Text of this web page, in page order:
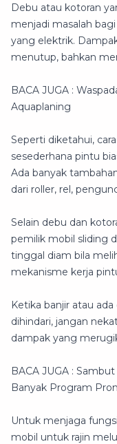
Debu atau kotoran
menjadi masalah
yang elektrik.
menutup, bahkan
BACA JUGA :
Aquaplaning
Seperti diketahui,
sesederhana pintu
Ada banyak
dari roller, rel,
Selain debu dan
pemilik mobil sliding
tinggal diam bila
mekanisme kerja
Ketika banjir atau
dihindari, jangan
dampak yang
BACA JUGA :
Banyak Program
Untuk menjaga
mobil untuk rajin